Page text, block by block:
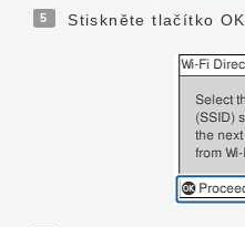
5 Stiskněte tlačítko OK.